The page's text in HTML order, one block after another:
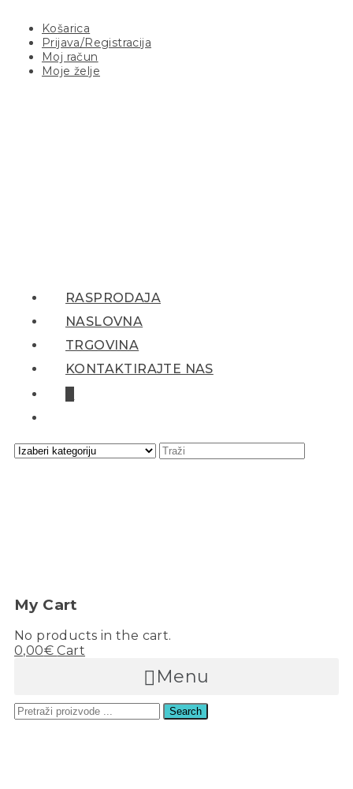
Košarica
Prijava/Registracija
Moj račun
Moje želje
RASPRODAJA
NASLOVNA
TRGOVINA
KONTAKTIRAJTE NAS
My Cart
No products in the cart.
0,00€ Cart
Menu
Search